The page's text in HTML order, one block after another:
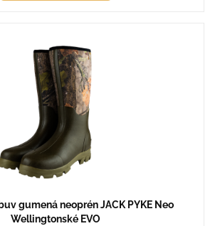
gumená neoprén JACK PYKE Neo
Wellingtonské EVO